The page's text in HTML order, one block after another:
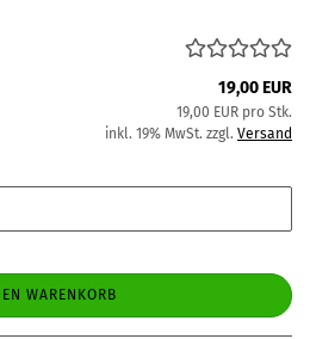
19,00 EUR
19,00 EUR pro Stk.
inkl. 19% MwSt. zzgl. Versand
WARENKORB